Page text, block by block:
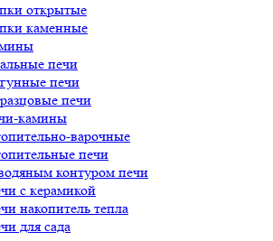
открытые
каменные
печи
печи
печи
камины
варочные
печи
контуром печи
с керамикой
накопитель тепла
для сада